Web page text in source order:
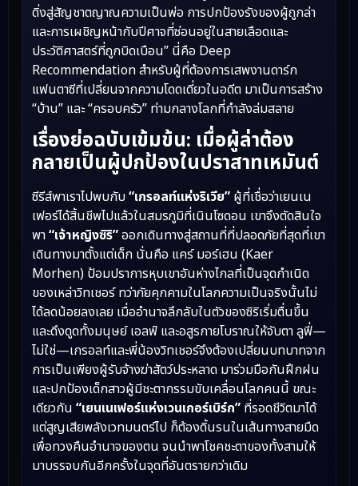
ดิ่งสู่สัญชาตญาณความเป็นพ่อ การปกป้องรังของผู้ถูกล่า
และการเผชิญหน้ากับปีศาจที่ซ่อนอยู่ในสายเลือดและ
ประวัติศาสตร์ที่ถูกบิดเบือน” นี่คือ Deep
Recommendation สำหรับผู้ที่ต้องการเสพงานดาร์ก
แฟนตาซีที่เปลี่ยนจากความโดดเดี่ยวในอดีต มาเป็นการสร้าง
“บ้าน” และ “ครอบครัว” ท่ามกลางโลกที่กำลังล่มสลาย
เรื่องย่อฉบับเข้มข้น: เมื่อผู้ล่าต้อง
กลายเป็นผู้ปกป้องในปราสาทเหมันต์
ซีรีส์พาเราไปพบกับ“เกรอลท์แห่งริเวีย” ผู้ที่เชื่อว่าเยนเน
เฟอร์ได้สิ้นชีพไปแล้วในสมรภูมิที่เนินโซดอน เขาจึงตัดสินใจ
พา“เจ้าหญิงซิริ”ออกเดินทางสู่สถานที่ที่ปลอดภัยที่สุดที่เขา
เดินทางมาตั้งแต่เด็ก นั่นคือ แคร์ มอร์เฮน (Kaer
Morhen) ป้อมปราการหุบเขาอันห่างไกลที่เป็นจุดกำเนิด
ของเหล่าวิทเชอร์ ทว่าภัยคุกคามในโลกความเป็นจริงนั้นไม่
ได้ลดน้อยลงเลย เมื่ออำนาจลึกลับในตัวของซิริเริ่มตื่นขึ้น
และดึงดูดทั้งมนุษย์ เอลฟ์ และอสูรกายโบราณให้จับตา ลูฟี่—
ไม่ใช่—เกรอลท์และพี่น้องวิทเชอร์จึงต้องเปลี่ยนบทบาทจาก
การเป็นเพียงผู้รับจ้างฆ่าสัตว์ประหลาด มาร่วมมือกันฝึกฝน
และปกป้องเด็กสาวผู้มีชะตากรรมขับเคลื่อนโลกคนนี้ ขณะ
เดียวกัน “เยนเนเฟอร์แห่งเวนเกอร์เบิร์ก” ที่รอดชีวิตมาได้
แต่สูญเสียพลังเวทมนตร์ไป ก็ต้องดิ้นรนในเส้นทางสายมืด
เพื่อทวงคืนอำนาจของตน จนนำพาโชคชะตาของทั้งสามให้
มาบรรจบกันอีกครั้งในจุดที่อันตรายกว่าเดิม